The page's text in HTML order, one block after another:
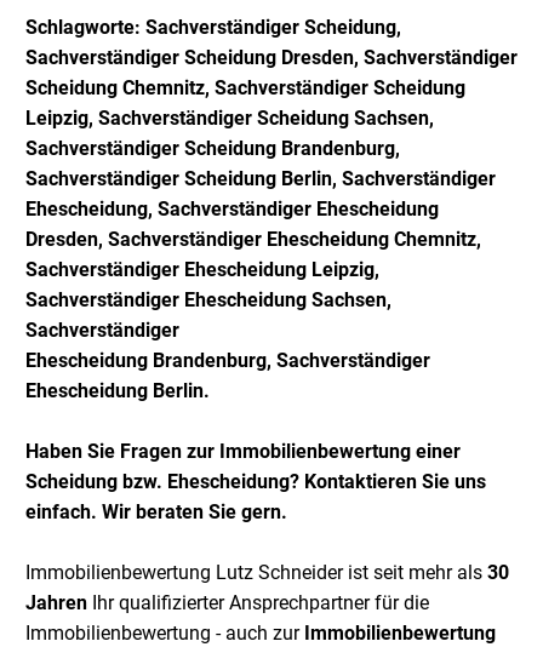
Schlagworte: Sachverständiger Scheidung,
Sachverständiger Scheidung Dresden, Sachverständiger
Scheidung Chemnitz, Sachverständiger Scheidung
Leipzig, Sachverständiger Scheidung Sachsen,
Sachverständiger Scheidung Brandenburg,
Sachverständiger Scheidung Berlin, Sachverständiger
Ehescheidung, Sachverständiger Ehescheidung
Dresden, Sachverständiger Ehescheidung Chemnitz,
Sachverständiger Ehescheidung Leipzig,
Sachverständiger Ehescheidung Sachsen,
Sachverständiger
Ehescheidung Brandenburg, Sachverständiger
Ehescheidung Berlin.
Haben Sie Fragen zur Immobilienbewertung einer
Scheidung bzw. Ehescheidung? Kontaktieren Sie uns
einfach. Wir beraten Sie gern.
Immobilienbewertung Lutz Schneider ist seit mehr als 30
Jahren Ihr qualifizierter Ansprechpartner für die
Immobilienbewertung - auch zur Immobilienbewertung